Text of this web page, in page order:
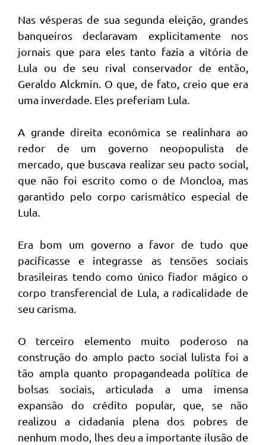
Nas vésperas de sua segunda eleição, grandes
banqueiros declaravam explicitamente nos
jornais que para eles tanto fazia a vitória de
Lula ou de seu rival conservador de então,
Geraldo Alckmin. O que, de fato, creio que era
uma inverdade. Eles preferiam Lula.
A grande direita econômica se realinhara ao
redor de um governo neopopulista de
mercado, que buscava realizar seu pacto social,
que não foi escrito como o de Moncloa, mas
garantido pelo corpo carismático especial de
Lula.
Era bom um governo a favor de tudo que
pacificasse e integrasse as tensões sociais
brasileiras tendo como único fiador mágico o
corpo transferencial de Lula, a radicalidade de
seu carisma.
O terceiro elemento muito poderoso na
construção do amplo pacto social lulista foi a
tão ampla quanto propagandeada política de
bolsas sociais, articulada a uma imensa
expansão do crédito popular, que, se não
realizou a cidadania plena dos pobres de
nenhum modo, lhes deu a importante ilusão de